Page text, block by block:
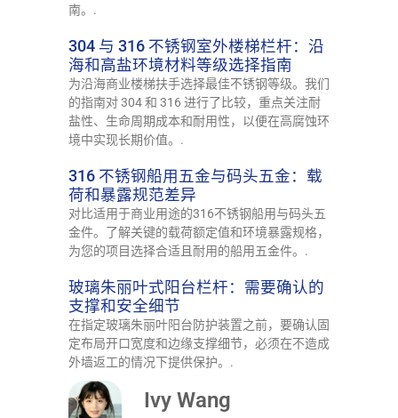
南。.
304 与 316 不锈钢室外楼梯栏杆：沿
海和高盐环境材料等级选择指南
为沿海商业楼梯扶手选择最佳不锈钢等级。我们
的指南对 304 和 316 进行了比较，重点关注耐
盐性、生命周期成本和耐用性，以便在高腐蚀环
境中实现长期价值。.
316 不锈钢船用五金与码头五金：载
荷和暴露规范差异
对比适用于商业用途的316不锈钢船用与码头五
金件。了解关键的载荷额定值和环境暴露规格，
为您的项目选择合适且耐用的船用五金件。.
玻璃朱丽叶式阳台栏杆：需要确认的
支撑和安全细节
在指定玻璃朱丽叶阳台防护装置之前，要确认固
定布局开口宽度和边缘支撑细节，必须在不造成
外墙返工的情况下提供保护。.
Ivy Wang